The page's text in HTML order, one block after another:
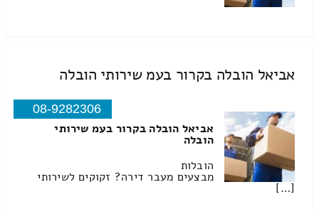
אביאל הובלה בקרור בעמ שירותי הובלה
08-9282306
אביאל הובלה בקרור בעמ שירותי
הובלה
הובלות
מבצעים מעבר דירה? זקוקים לשירותי
[…]